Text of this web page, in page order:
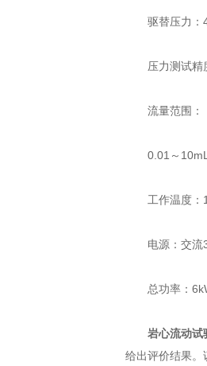
驱替压力：
压力测试精
流量范围：
0.01～
工作温度：
电源：交流
总功率：
岩心流动试
给出评价结果。